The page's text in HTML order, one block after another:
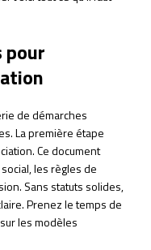
pour
de démarches
La première étape
Ce document
les règles de
Sans statuts solides,
Prenez le temps de
les modèles